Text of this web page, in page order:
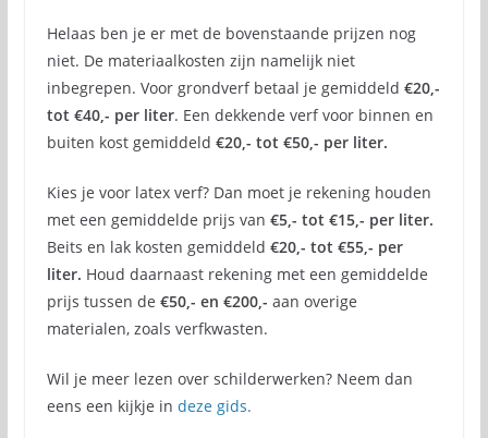
Helaas ben je er met de bovenstaande prijzen nog
niet. De materiaalkosten zijn namelijk niet
inbegrepen. Voor grondverf betaal je gemiddeld €20,-
tot €40,- per liter. Een dekkende verf voor binnen en
buiten kost gemiddeld €20,- tot €50,- per liter.
Kies je voor latex verf? Dan moet je rekening houden
met een gemiddelde prijs van €5,- tot €15,- per liter.
Beits en lak kosten gemiddeld €20,- tot €55,- per
liter. Houd daarnaast rekening met een gemiddelde
prijs tussen de €50,- en €200,- aan overige
materialen, zoals verfkwasten.
Wil je meer lezen over schilderwerken? Neem dan
eens een kijkje in deze gids.